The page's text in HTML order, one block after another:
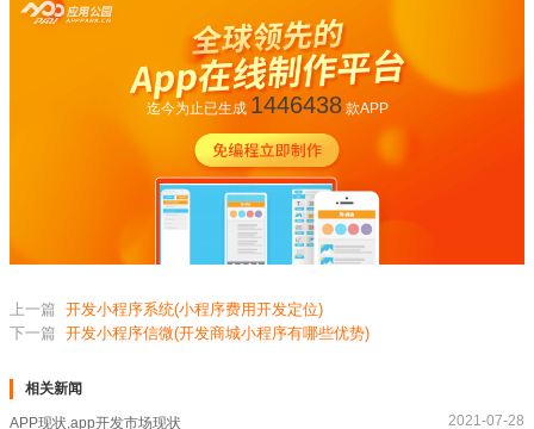
迄今为止已生成 1446438款APP
上一篇 开发小程序系统(小程序费用开发定位)
下一篇 开发小程序信微(开发商城小程序有哪些优势)
相关新闻
APP现状,app开发市场现状 2021-07-28